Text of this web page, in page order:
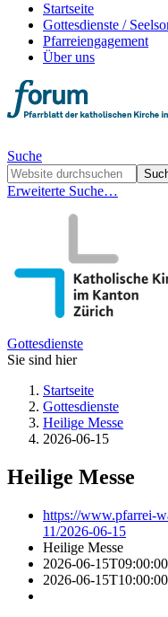
Startseite
Gottesdienste /
Pfarreiengagement
Über uns
Suche
Erweiterte Suche…
Gottesdienste
Sie sind hier
Startseite
Gottesdienste
Heilige Messe
2026-06-15
Heilige Messe
https://www.pfarrei-
11/2026-06-15
Heilige Messe
2026-06-
2026-06-